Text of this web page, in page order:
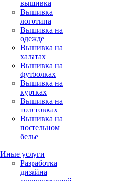
вышивка
Вышивка
логотипа
Вышивка на
одежде
Вышивка на
халатах
Вышивка на
футболках
Вышивка на
куртках
Вышивка на
толстовках
Вышивка на
постельном
белье
Иные услуги
Разработка
дизайна